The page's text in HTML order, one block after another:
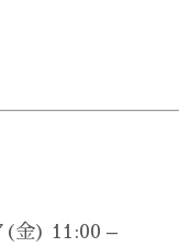
金) 11:00 –